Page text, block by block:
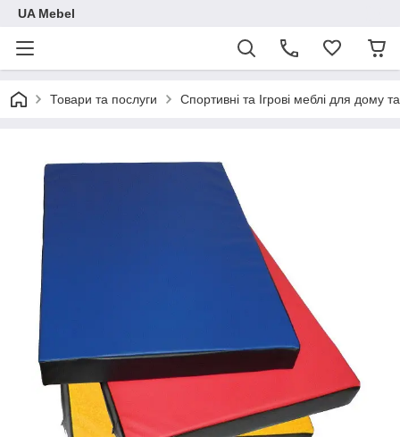
UA Mebel
Товари та послуги Спортивні та Ігрові меблі для дому